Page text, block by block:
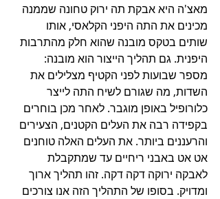
מאצ'ה היא אבקת תה ירוק טחונה שממנה
מכינים את התה היפני הקלאסי, אותו
שותים בטקס מובנה שהוא חלק מהתרבות
היפנית. גם תהליך הייצור הוא מובנה:
מספר שבועות לפני הקטיף מצלילים את
השדות, מה שגורם לשיח התה לייצר
כלורופיל באופן מוגבר. לאחר מכן בוחרים
בקפידה רבה את העלים הקטנים, הצעירים
והרעננים ביותר. את העלים האלה טוחנים
אט אט באבני ריחיים עד שמתקבלת
לאבקה ירוקה דקה דקה. זהו תהליך ארוך
ומדויק. בסופו של התהליך הזה אנו צורכים